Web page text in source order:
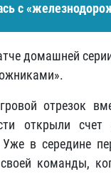
с
домашней
отрезок
открыли
в середине
команды,